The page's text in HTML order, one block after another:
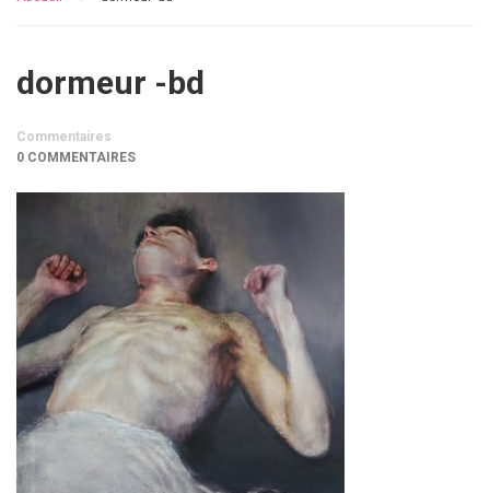
dormeur -bd
Commentaires
0 COMMENTAIRES